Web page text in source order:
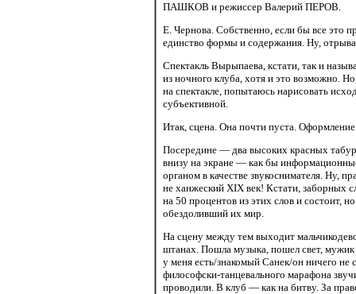
ПАШКОВ и режиссер Валерий ПЕРОВ.
Е. Чернова. Собственно, если бы все это
единство формы и содержания. Ну,
Спектакль Вырыпаева, кстати, так и
из ночного клуба, хотя и это возможно.
на спектакле, попытаюсь нарисовать
субъективной.
Итак, сцена. Она почти пуста.
Посередине — два высоких красных
внизу на экране — как бы
органом в качестве звукоснимателя. Ну,
не ханжеский ХIХ век! Кстати, заборных
на 50 процентов из этих слов и состоит,
обездоливший их мир.
На сцену между тем выходит
штанах. Пошла музыка, пошел свет,
у меня есть/знакомый Санек/он ничего не
философски-танцевального марафона
проводили. В клуб — как на битву. За